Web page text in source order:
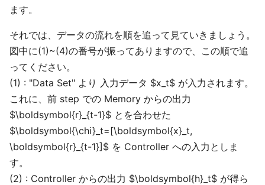
ます。
それでは、データの流れを順を追って見ていきましょう。
図中に(1)~(4)の番号が振ってありますので、この順で追
ってください。
(1) : "Data Set" より 入力データ $x_t$ が入力されます。
これに、前 step での Memory からの出力
$\boldsymbol{r}_{t-1}$ とを合わせた
$\boldsymbol{\chi}_t=[\boldsymbol{x}_t,
\boldsymbol{r}_{t-1}]$ を Controller への入力としま
す。
(2) : Controller からの出力 $\boldsymbol{h}_t$ が得ら